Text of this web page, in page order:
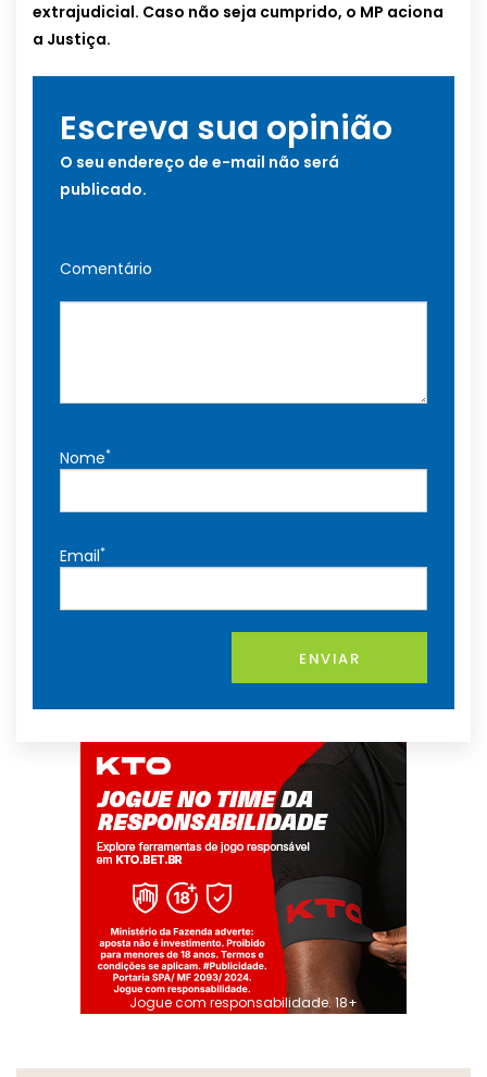
extrajudicial. Caso não seja cumprido, o MP aciona
a Justiça.
Escreva sua opinião
O seu endereço de e-mail não será
publicado.
Comentário
Nome*
Email*
ENVIAR
Jogue com responsabilidade. 18+